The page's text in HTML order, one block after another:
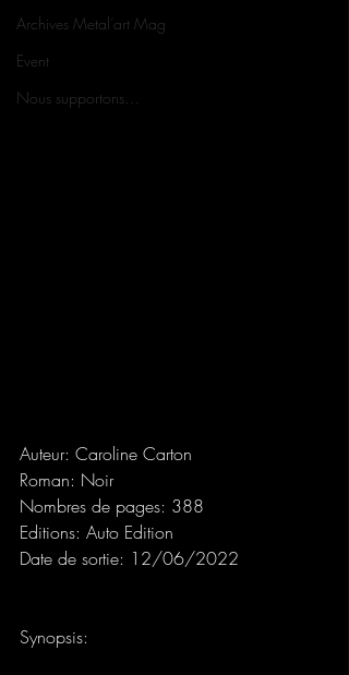
Archives Metal’art Mag
Event
Nous supportons…
Auteur: Caroline Carton
Roman: Noir
Nombres de pages: 388
Editions: Auto Edition
Date de sortie: 12/06/2022
Synopsis: